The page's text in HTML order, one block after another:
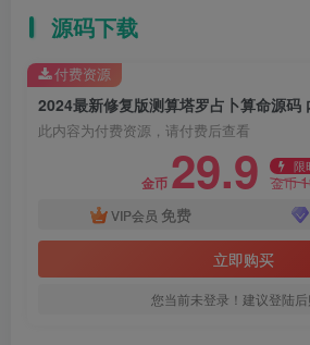
源码下载
此内容为付费资源，请付费后查看
金币 29.9 限
金币
VIP会员 免费
立即购买
您当前未登录！建议登陆
付费资源